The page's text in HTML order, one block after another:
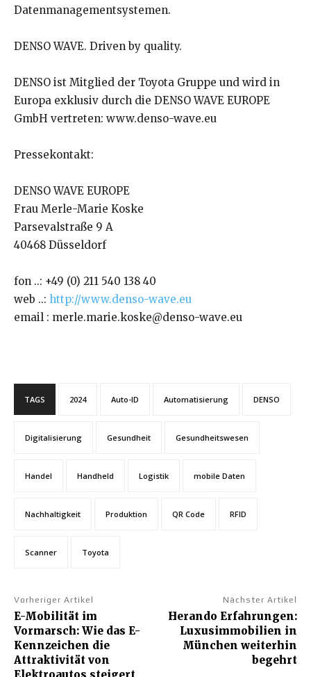
Datenmanagementsystemen.
DENSO WAVE. Driven by quality.
DENSO ist Mitglied der Toyota Gruppe und wird in
Europa exklusiv durch die DENSO WAVE EUROPE
GmbH vertreten: www.denso-wave.eu
Pressekontakt:
DENSO WAVE EUROPE
Frau Merle-Marie Koske
Parsevalstraße 9 A
40468 Düsseldorf
fon ..: +49 (0) 211 540 138 40
web ..: http://www.denso-wave.eu
email : merle.marie.koske@denso-wave.eu
TAGS 2024 Auto-ID Automatisierung DENSO
Digitalisierung Gesundheit Gesundheitswesen
Handel Handheld Logistik mobile Daten
Nachhaltigkeit Produktion QR Code RFID
Scanner Toyota
Vorheriger Artikel
E-Mobilität im
Vormarsch: Wie das E-
Kennzeichen die
Attraktivität von
Nächster Artikel
Herando Erfahrungen:
Luxusimmobilien in
München weiterhin
begehrt